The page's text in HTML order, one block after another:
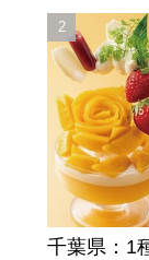
千葉県：1